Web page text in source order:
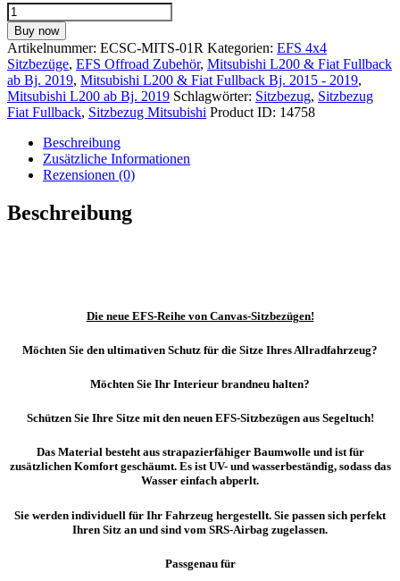
EFS
4x4
HD
Sitzbezüge
für
Mitsubishi
L200,
Fiat
Fullback
/
HINTEN
Buy now
Artikelnummer: ECSC-MITS-01R Kategorien: EFS 4x4
Sitzbezüge, EFS Offroad Zubehör, Mitsubishi L200 & Fiat Fullback
ab Bj. 2019, Mitsubishi L200 & Fiat Fullback Bj. 2015 - 2019,
Mitsubishi L200 ab Bj. 2019 Schlagwörter: Sitzbezug, Sitzbezug
Fiat Fullback, Sitzbezug Mitsubishi Product ID: 14758
Beschreibung
Zusätzliche Informationen
Rezensionen (0)
Beschreibung
Die neue EFS-Reihe von Canvas-Sitzbezügen!
Möchten Sie den ultimativen Schutz für die Sitze Ihres Allradfahrzeug?
Möchten Sie Ihr Interieur brandneu halten?
Schützen Sie Ihre Sitze mit den neuen EFS-Sitzbezügen aus Segeltuch!
Das Material besteht aus strapazierfähiger Baumwolle und ist für
zusätzlichen Komfort geschäumt. Es ist UV- und wasserbeständig, sodass das
Wasser einfach abperlt.
Sie werden individuell für Ihr Fahrzeug hergestellt. Sie passen sich perfekt
Ihren Sitz an und sind vom SRS-Airbag zugelassen.
Passgenau für